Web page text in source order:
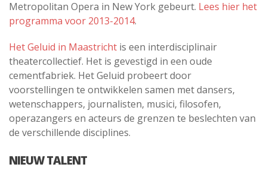
Metropolitan Opera in New York gebeurt. Lees hier het
programma voor 2013-2014.
Het Geluid in Maastricht is een interdisciplinair
theatercollectief. Het is gevestigd in een oude
cementfabriek. Het Geluid probeert door
voorstellingen te ontwikkelen samen met dansers,
wetenschappers, journalisten, musici, filosofen,
operazangers en acteurs de grenzen te beslechten van
de verschillende disciplines.
NIEUW TALENT